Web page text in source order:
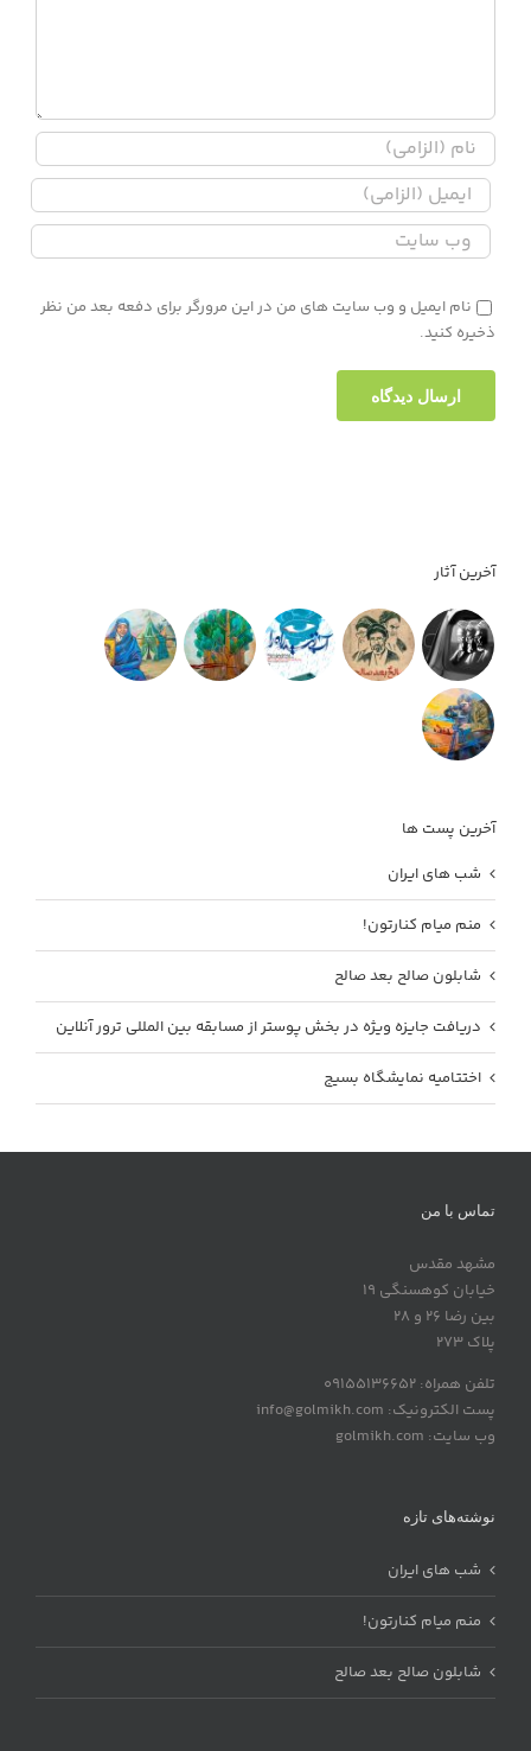
نام ایمیل و وب سایت های من در این مرورگر برای دفعه بعد من نظر
ذخیره کنید.
آخرین آثار
آخرین پست ها
شب های ایران
منم میام کنارتون!
شابلون صالح بعد صالح
دریافت جایزه ویژه در بخش پوستر از مسابقه بین المللی ترور آنلاین
اختتامیه نمایشگاه بسیج
تماس با من
مشهد مقدس
خیابان کوهسنگی 19
بین رضا 26 و 28
پلاک 273
تلفن همراه: 09155136652
پست الکترونیک: info@golmikh.com
وب سایت: golmikh.com
نوشته‌های تازه
شب های ایران
منم میام کنارتون!
شابلون صالح بعد صالح